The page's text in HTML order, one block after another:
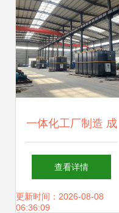
一体化工厂制造 成
熟工艺技术引领高
效污水处理设备销
查看详情
更新时间：2026-08-08
06:36:09